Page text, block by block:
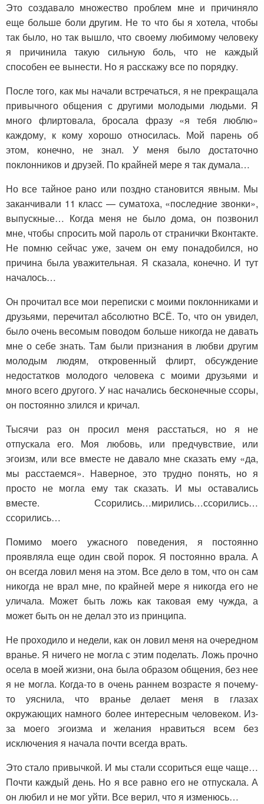
Это создавало множество проблем мне и причиняло
еще больше боли другим. Не то что бы я хотела, чтобы
так было, но так вышло, что своему любимому человеку
я причинила такую сильную боль, что не каждый
способен ее вынести. Но я расскажу все по порядку.
После того, как мы начали встречаться, я не прекращала
привычного общения с другими молодыми людьми. Я
много флиртовала, бросала фразу «я тебя люблю»
каждому, к кому хорошо относилась. Мой парень об
этом, конечно, не знал. У меня было достаточно
поклонников и друзей. По крайней мере я так думала…
Но все тайное рано или поздно становится явным. Мы
заканчивали 11 класс — суматоха, «последние звонки»,
выпускные… Когда меня не было дома, он позвонил
мне, чтобы спросить мой пароль от странички Вконтакте.
Не помню сейчас уже, зачем он ему понадобился, но
причина была уважительная. Я сказала, конечно. И тут
началось…
Он прочитал все мои переписки с моими поклонниками и
друзьями, перечитал абсолютно ВСЁ. То, что он увидел,
было очень весомым поводом больше никогда не давать
мне о себе знать. Там были признания в любви другим
молодым людям, откровенный флирт, обсуждение
недостатков молодого человека с моими друзьями и
много всего другого. У нас начались бесконечные ссоры,
он постоянно злился и кричал.
Тысячи раз он просил меня расстаться, но я не
отпускала его. Моя любовь, или предчувствие, или
эгоизм, или все вместе не давало мне сказать ему «да,
мы расстаемся». Наверное, это трудно понять, но я
просто не могла ему так сказать. И мы оставались
вместе. Ссорились…мирились…ссорились…
ссорились…
Помимо моего ужасного поведения, я постоянно
проявляла еще один свой порок. Я постоянно врала. А
он всегда ловил меня на этом. Все дело в том, что он сам
никогда не врал мне, по крайней мере я никогда его не
уличала. Может быть ложь как таковая ему чужда, а
может быть он не делал это из принципа.
Не проходило и недели, как он ловил меня на очередном
вранье. Я ничего не могла с этим поделать. Ложь прочно
осела в моей жизни, она была образом общения, без нее
я не могла. Когда-то в очень раннем возрасте я почему-
то уяснила, что вранье делает меня в глазах
окружающих намного более интересным человеком. Из-
за моего эгоизма и желания нравиться всем без
исключения я начала почти всегда врать.
Это стало привычкой. И мы стали ссориться еще чаще…
Почти каждый день. Но я все равно его не отпускала. А
он любил и не мог уйти. Все верил, что я изменюсь…